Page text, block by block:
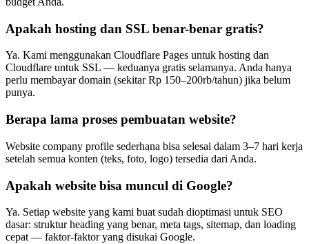
Apakah hosting dan SSL benar-benar gratis?
Ya. Kami menggunakan Cloudflare Pages untuk hosting dan
Cloudflare untuk SSL — keduanya gratis selamanya. Anda hanya
perlu membayar domain (sekitar Rp 150–200rb/tahun) jika belum
punya.
Berapa lama proses pembuatan website?
Website company profile sederhana bisa selesai dalam 3–7 hari kerja
setelah semua konten (teks, foto, logo) tersedia dari Anda.
Apakah website bisa muncul di Google?
Ya. Setiap website yang kami buat sudah dioptimasi untuk SEO
dasar: struktur heading yang benar, meta tags, sitemap, dan loading
cepat — faktor-faktor yang disukai Google.